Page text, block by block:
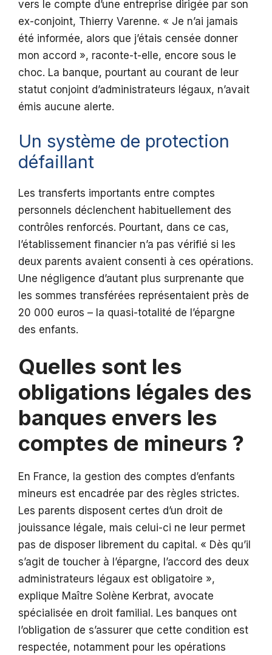
vers le compte d’une entreprise dirigée par son
ex-conjoint, Thierry Varenne. « Je n’ai jamais
été informée, alors que j’étais censée donner
mon accord », raconte-t-elle, encore sous le
choc. La banque, pourtant au courant de leur
statut conjoint d’administrateurs légaux, n’avait
émis aucune alerte.
Un système de protection
défaillant
Les transferts importants entre comptes
personnels déclenchent habituellement des
contrôles renforcés. Pourtant, dans ce cas,
l’établissement financier n’a pas vérifié si les
deux parents avaient consenti à ces opérations.
Une négligence d’autant plus surprenante que
les sommes transférées représentaient près de
20 000 euros – la quasi-totalité de l’épargne
des enfants.
Quelles sont les
obligations légales des
banques envers les
comptes de mineurs ?
En France, la gestion des comptes d’enfants
mineurs est encadrée par des règles strictes.
Les parents disposent certes d’un droit de
jouissance légale, mais celui-ci ne leur permet
pas de disposer librement du capital. « Dès qu’il
s’agit de toucher à l’épargne, l’accord des deux
administrateurs légaux est obligatoire »,
explique Maître Solène Kerbrat, avocate
spécialisée en droit familial. Les banques ont
l’obligation de s’assurer que cette condition est
respectée, notamment pour les opérations